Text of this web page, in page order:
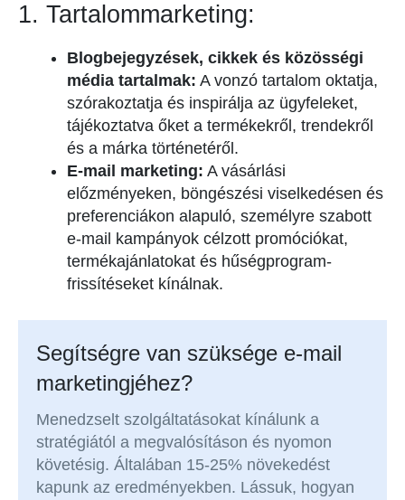
1. Tartalommarketing:
Blogbejegyzések, cikkek és közösségi
média tartalmak: A vonzó tartalom oktatja,
szórakoztatja és inspirálja az ügyfeleket,
tájékoztatva őket a termékekről, trendekről
és a márka történetéről.
E-mail marketing: A vásárlási
előzményeken, böngészési viselkedésen és
preferenciákon alapuló, személyre szabott
e-mail kampányok célzott promóciókat,
termékajánlatokat és hűségprogram-
frissítéseket kínálnak.
Segítségre van szüksége e-mail
marketingjéhez?
Menedzselt szolgáltatásokat kínálunk a
stratégiától a megvalósításon és nyomon
követésig. Általában 15-25% növekedést
kapunk az eredményekben. Lássuk, hogyan